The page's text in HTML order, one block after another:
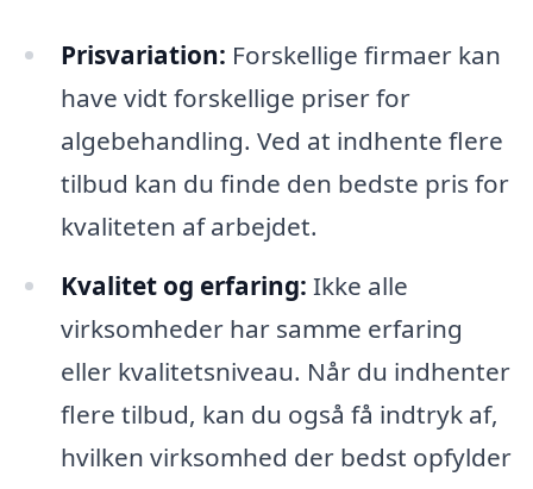
Prisvariation: Forskellige firmaer kan
have vidt forskellige priser for
algebehandling. Ved at indhente flere
tilbud kan du finde den bedste pris for
kvaliteten af arbejdet.
Kvalitet og erfaring: Ikke alle
virksomheder har samme erfaring
eller kvalitetsniveau. Når du indhenter
flere tilbud, kan du også få indtryk af,
hvilken virksomhed der bedst opfylder